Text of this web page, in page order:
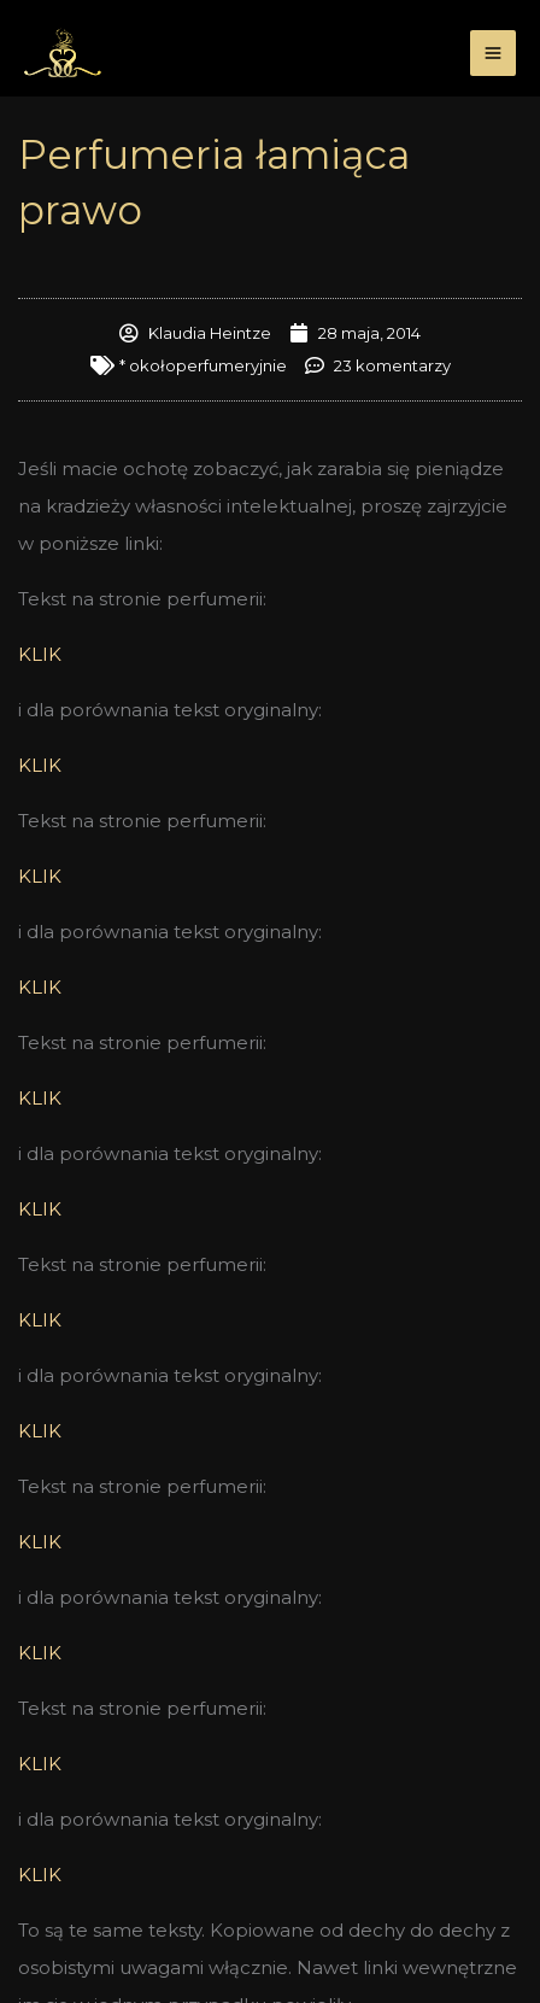
treści
Perfumeria łamiąca
prawo
Klaudia Heintze
28 maja, 2014
* okołoperfumeryjnie
23 komentarzy
Jeśli macie ochotę zobaczyć, jak zarabia się pieniądze
na kradzieży własności intelektualnej, proszę zajrzyjcie
w poniższe linki:
Tekst na stronie perfumerii:
KLIK
i dla porównania tekst oryginalny:
KLIK
Tekst na stronie perfumerii:
KLIK
i dla porównania tekst oryginalny:
KLIK
Tekst na stronie perfumerii:
KLIK
i dla porównania tekst oryginalny:
KLIK
Tekst na stronie perfumerii:
KLIK
i dla porównania tekst oryginalny:
KLIK
Tekst na stronie perfumerii:
KLIK
i dla porównania tekst oryginalny:
KLIK
Tekst na stronie perfumerii:
KLIK
i dla porównania tekst oryginalny:
KLIK
To są te same teksty. Kopiowane od dechy do dechy z
osobistymi uwagami włącznie. Nawet linki wewnętrzne